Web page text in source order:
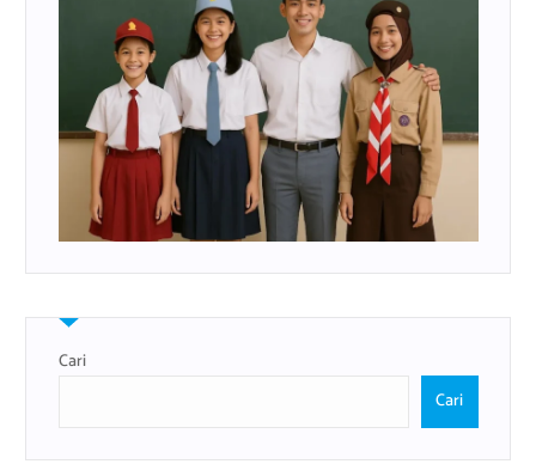
Cari
Cari